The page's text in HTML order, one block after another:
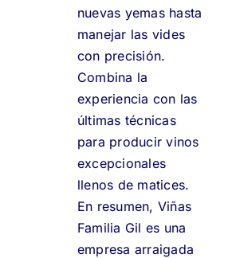
nuevas yemas hasta
manejar las vides
con precisión.
Combina la
experiencia con las
últimas técnicas
para producir vinos
excepcionales
llenos de matices.
En resumen, Viñas
Familia Gil es una
empresa arraigada